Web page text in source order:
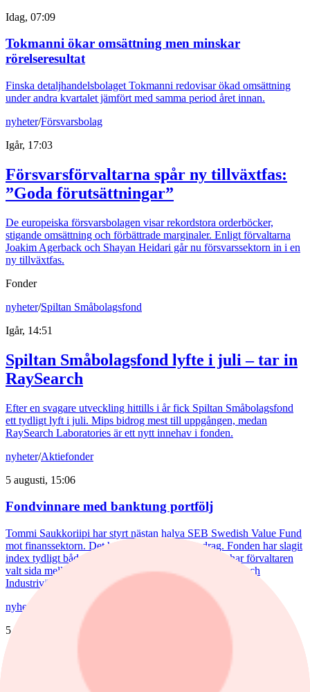
Idag, 07:09
Tokmanni ökar omsättning men minskar
rörelseresultat
Finska detaljhandelsbolaget Tokmanni redovisar ökad omsättning
under andra kvartalet jämfört med samma period året innan.
nyheter/Försvarsbolag
Igår, 17:03
Försvarsförvaltarna spår ny tillväxtfas:
”Goda förutsättningar”
De europeiska försvarsbolagen visar rekordstora orderböcker,
stigande omsättning och förbättrade marginaler. Enligt förvaltarna
Joakim Agerback och Shayan Heidari går nu försvarssektorn in i en
ny tillväxtfas.
Fonder
nyheter/Spiltan Småbolagsfond
Igår, 14:51
Spiltan Småbolagsfond lyfte i juli – tar in
RaySearch
Efter en svagare utveckling hittills i år fick Spiltan Småbolagsfond
ett tydligt lyft i juli. Mips bidrog mest till uppgången, medan
RaySearch Laboratories är ett nytt innehav i fonden.
nyheter/Aktiefonder
5 augusti, 15:06
Fondvinnare med banktung portfölj
Tommi Saukkoriipi har styrt nästan halva SEB Swedish Value Fund
mot finanssektorn. Det har varit ett vinnande drag. Fonden har slagit
index tydligt både i år och på längre sikt. Samtidigt har förvaltaren
valt sida mellan börsens två stora maktbolag - Investor och
Industrivärden.
nyheter
Aktiefonder
5 augusti, 10:42
Efter flera år av motvind har Henrietta Theorells småbolagsfond fått